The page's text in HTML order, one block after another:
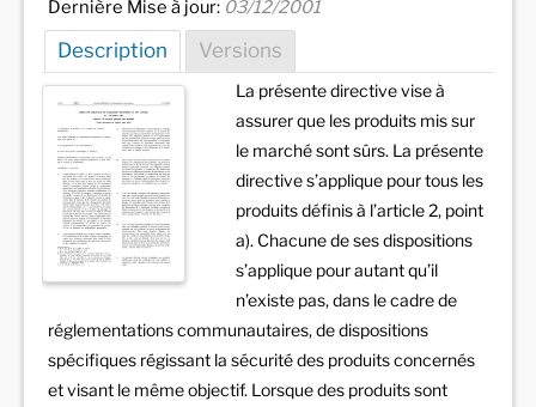
Dernière Mise à jour: 03/12/2001
Description Versions
La présente directive vise à
assurer que les produits mis sur
le marché sont sûrs. La présente
directive s’applique pour tous les
produits définis à l’article 2, point
a). Chacune de ses dispositions
s’applique pour autant qu’il
n’existe pas, dans le cadre de
réglementations communautaires, de dispositions
spécifiques régissant la sécurité des produits concernés
et visant le même objectif. Lorsque des produits sont